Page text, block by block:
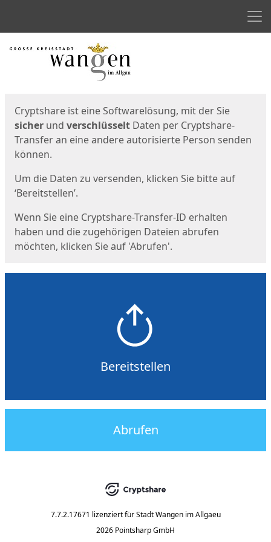
Start
Cryptshare ist eine Softwarelösung, mit der Sie
sicher und verschlüsselt Daten per Cryptshare-
Transfer an eine andere autorisierte Person senden
können.
Um die Daten zu versenden, klicken Sie bitte auf
‘Bereitstellen’.
Wenn Sie eine Cryptshare-Transfer-ID erhalten
haben und die zugehörigen Dateien abrufen
möchten, klicken Sie auf 'Abrufen'.
Bereitstellen
Abrufen
7.7.2.17671 lizenziert für Stadt Wangen im Allgaeu
2026 Pointsharp GmbH